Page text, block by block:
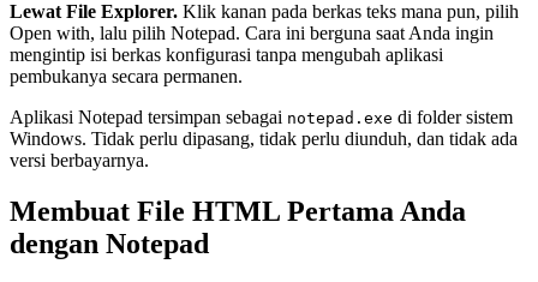
Lewat File Explorer. Klik kanan pada berkas teks mana pun, pilih
Open with, lalu pilih Notepad. Cara ini berguna saat Anda ingin
mengintip isi berkas konfigurasi tanpa mengubah aplikasi
pembukanya secara permanen.
Aplikasi Notepad tersimpan sebagai notepad.exe di folder sistem
Windows. Tidak perlu dipasang, tidak perlu diunduh, dan tidak ada
versi berbayarnya.
Membuat File HTML Pertama Anda
dengan Notepad